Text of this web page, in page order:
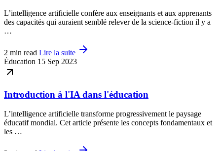
L’intelligence artificielle confère aux enseignants et aux apprenants
des capacités qui auraient semblé relever de la science-fiction il y a
…
2 min read Lire la suite
Éducation 15 Sep 2023
Introduction à l'IA dans l'éducation
L’intelligence artificielle transforme progressivement le paysage
éducatif mondial. Cet article présente les concepts fondamentaux et
les …